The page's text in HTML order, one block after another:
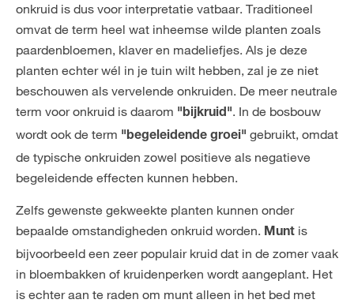
onkruid is dus voor interpretatie vatbaar. Traditioneel
omvat de term heel wat inheemse wilde planten zoals
paardenbloemen, klaver en madeliefjes. Als je deze
planten echter wél in je tuin wilt hebben, zal je ze niet
beschouwen als vervelende onkruiden. De meer neutrale
term voor onkruid is daarom "bijkruid". In de bosbouw
wordt ook de term "begeleidende groei" gebruikt, omdat
de typische onkruiden zowel positieve als negatieve
begeleidende effecten kunnen hebben.
Zelfs gewenste gekweekte planten kunnen onder
bepaalde omstandigheden onkruid worden. Munt is
bijvoorbeeld een zeer populair kruid dat in de zomer vaak
in bloembakken of kruidenperken wordt aangeplant. Het
is echter aan te raden om munt alleen in het bed met